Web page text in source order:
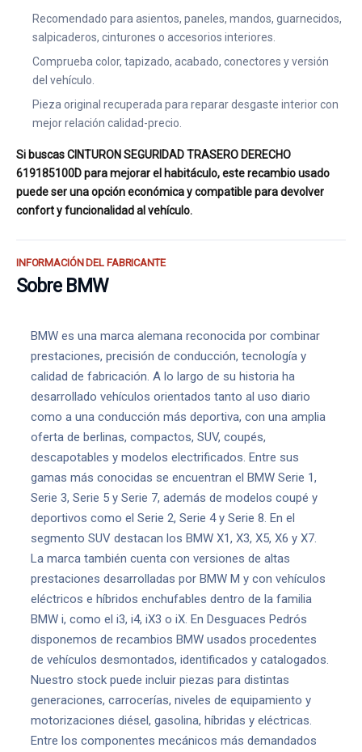
Recomendado para asientos, paneles, mandos, guarnecidos,
salpicaderos, cinturones o accesorios interiores.
Comprueba color, tapizado, acabado, conectores y versión
del vehículo.
Pieza original recuperada para reparar desgaste interior con
mejor relación calidad-precio.
Si buscas CINTURON SEGURIDAD TRASERO DERECHO
619185100D para mejorar el habitáculo, este recambio usado
puede ser una opción económica y compatible para devolver
confort y funcionalidad al vehículo.
INFORMACIÓN DEL FABRICANTE
Sobre BMW
BMW es una marca alemana reconocida por combinar
prestaciones, precisión de conducción, tecnología y
calidad de fabricación. A lo largo de su historia ha
desarrollado vehículos orientados tanto al uso diario
como a una conducción más deportiva, con una amplia
oferta de berlinas, compactos, SUV, coupés,
descapotables y modelos electrificados. Entre sus
gamas más conocidas se encuentran el BMW Serie 1,
Serie 3, Serie 5 y Serie 7, además de modelos coupé y
deportivos como el Serie 2, Serie 4 y Serie 8. En el
segmento SUV destacan los BMW X1, X3, X5, X6 y X7.
La marca también cuenta con versiones de altas
prestaciones desarrolladas por BMW M y con vehículos
eléctricos e híbridos enchufables dentro de la familia
BMW i, como el i3, i4, iX3 o iX. En Desguaces Pedrós
disponemos de recambios BMW usados procedentes
de vehículos desmontados, identificados y catalogados.
Nuestro stock puede incluir piezas para distintas
generaciones, carrocerías, niveles de equipamiento y
motorizaciones diésel, gasolina, híbridas y eléctricas.
Entre los componentes mecánicos más demandados